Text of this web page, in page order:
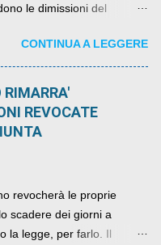
le dimissioni del
CONTINUA A LEGGERE
REVOCATE
revocherà le proprie
scadere dei giorni a
la legge, per farlo. Il